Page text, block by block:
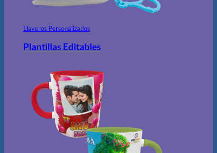
Llaveros Personalizados
Plantillas Editables